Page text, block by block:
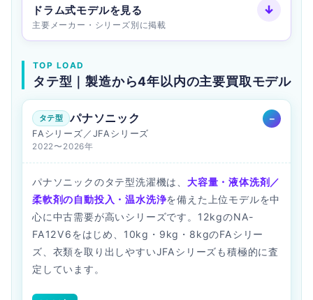
ドラム式モデルを見る
主要メーカー・シリーズ別に掲載
↓
TOP LOAD
タテ型｜製造から4年以内の主要買取モデル
タテ型 パナソニック
FAシリーズ／JFAシリーズ
2022〜2026年
パナソニックのタテ型洗濯機は、 大容量・液体洗剤／
柔軟剤の自動投入・温水洗浄を備えた上位モデルを中
心に中古需要が高いシリーズです。12kgのNA-
FA12V6をはじめ、10kg・9kg・8kgのFAシリー
ズ、衣類を取り出しやすいJFAシリーズも積極的に査
定しています。